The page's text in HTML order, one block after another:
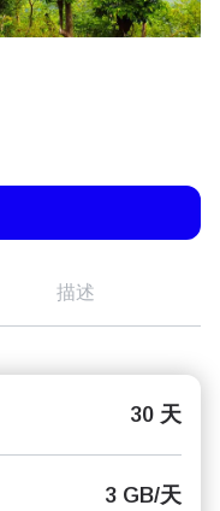
描述
30 天
3 GB/天